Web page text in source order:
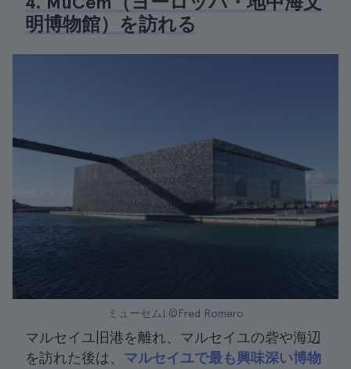
明博物館）を訪れる
ミューセム| ©Fred Romero
マルセイユ旧港を離れ、マルセイユの砦や海辺
を訪れた後は、 マルセイユで最も興味深い博物